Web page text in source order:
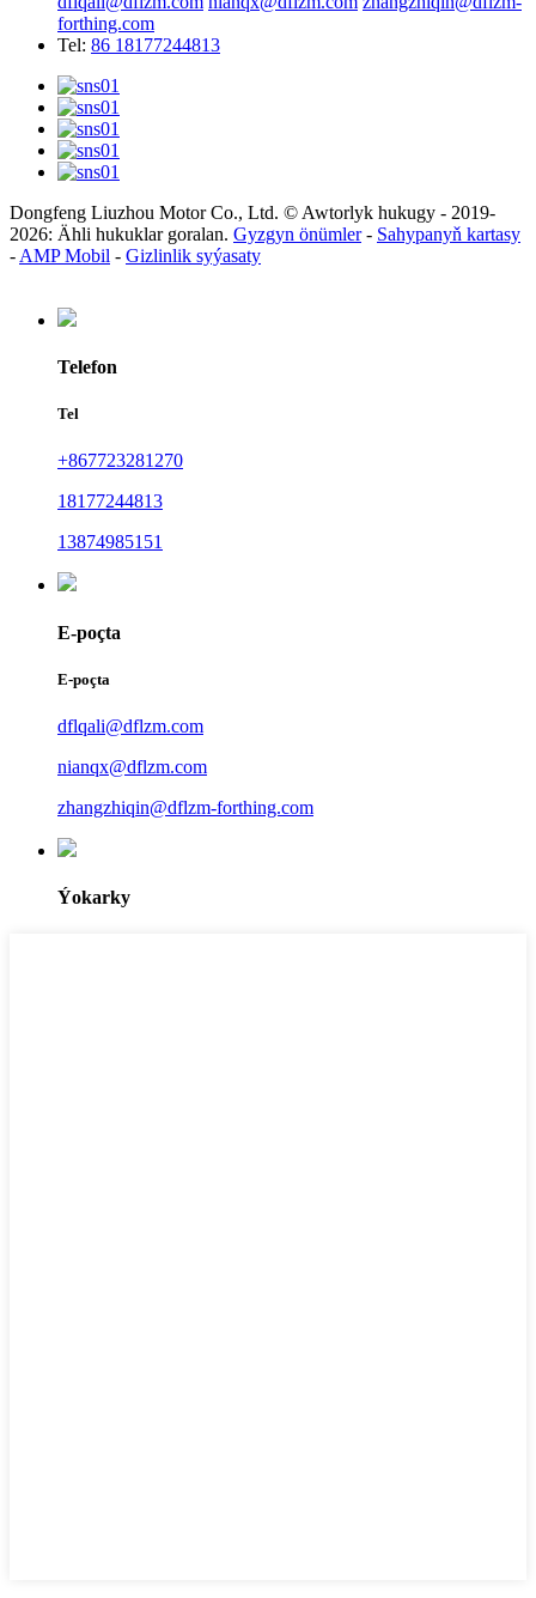
forthing.com
Tel: 86 18177244813
Dongfeng Liuzhou Motor Co., Ltd. © Awtorlyk hukugy - 2019-
2026: Ähli hukuklar goralan. Gyzgyn önümler- Sahypanyň kartasy
- AMP Mobil - Gizlinlik syýasaty
Telefon
Tel
+867723281270
18177244813
13874985151
E-poçta
E-poçta
dflqali@dflzm.com
nianqx@dflzm.com
zhangzhiqin@dflzm-forthing.com
Ýokarky